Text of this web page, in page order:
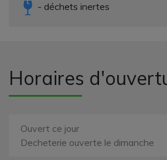
- déchets inertes
Horaires
Ouvert ce jour
Decheterie ouverte le dimanche